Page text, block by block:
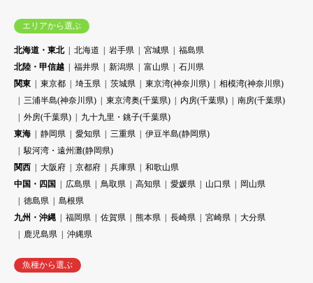
エリアから選ぶ
北海道・東北 北海道 岩手県 宮城県
福島県
北陸・甲信越
福井県 新潟県 富山県
石川県
関東
東京都 埼玉県 茨城県 東京湾(神奈川県)
相模湾(神奈川県)
三浦半島(神奈川県)
東京湾奥(千葉県) 内房(千葉県)
南房(千葉県)
外房(千葉県)
九十九里・銚子(千葉県)
東海
静岡県 愛知県 三重県
伊豆半島(静岡県)
駿河湾・遠州灘(静岡県)
関西
大阪府 京都府 兵庫県
和歌山県
中国・四国
広島県 鳥取県 高知県 愛媛県 山口県
岡山県
徳島県
島根県
九州・沖縄
福岡県 佐賀県 熊本県 長崎県 宮崎県
大分県
鹿児島県
沖縄県
魚種から選ぶ